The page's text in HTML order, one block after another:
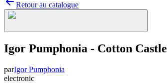
Retour au catalogue
Igor Pumphonia - Cotton Castle
parIgor Pumphonia
electronic